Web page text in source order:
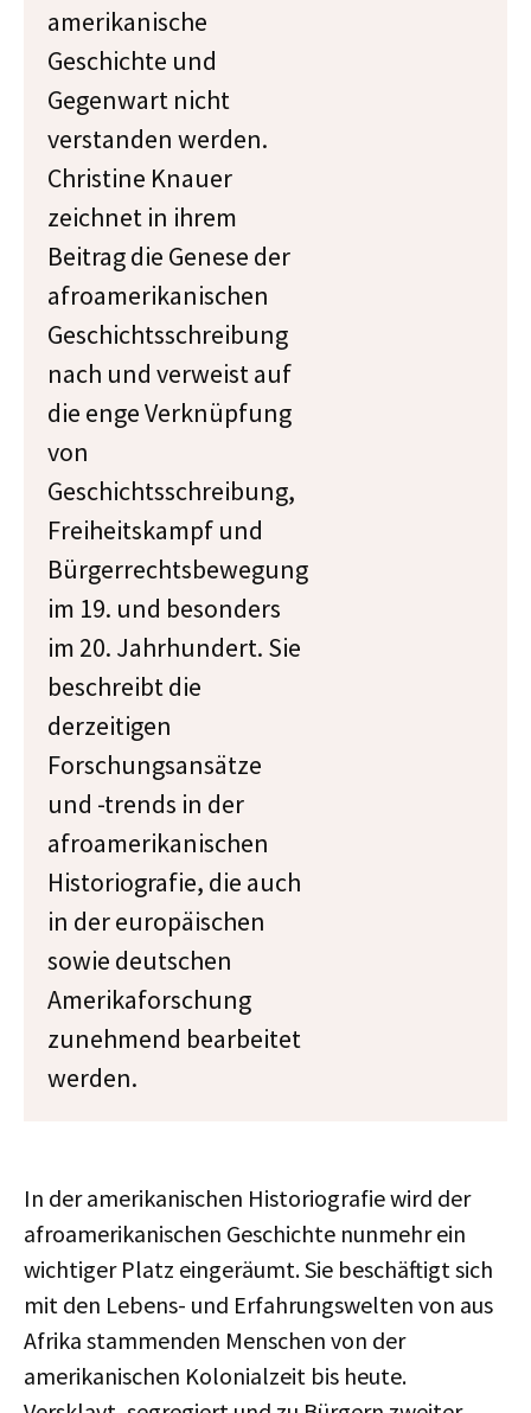
amerikanische
Geschichte und
Gegenwart nicht
verstanden werden.
Christine Knauer
zeichnet in ihrem
Beitrag die Genese der
afroamerikanischen
Geschichtsschreibung
nach und verweist auf
die enge Verknüpfung
von
Geschichtsschreibung,
Freiheitskampf und
Bürgerrechtsbewegung
im 19. und besonders
im 20. Jahrhundert. Sie
beschreibt die
derzeitigen
Forschungsansätze
und -trends in der
afroamerikanischen
Historiografie, die auch
in der europäischen
sowie deutschen
Amerikaforschung
zunehmend bearbeitet
werden.
In der amerikanischen Historiografie wird der
afroamerikanischen Geschichte nunmehr ein
wichtiger Platz eingeräumt. Sie beschäftigt sich
mit den Lebens- und Erfahrungswelten von aus
Afrika stammenden Menschen von der
amerikanischen Kolonialzeit bis heute.